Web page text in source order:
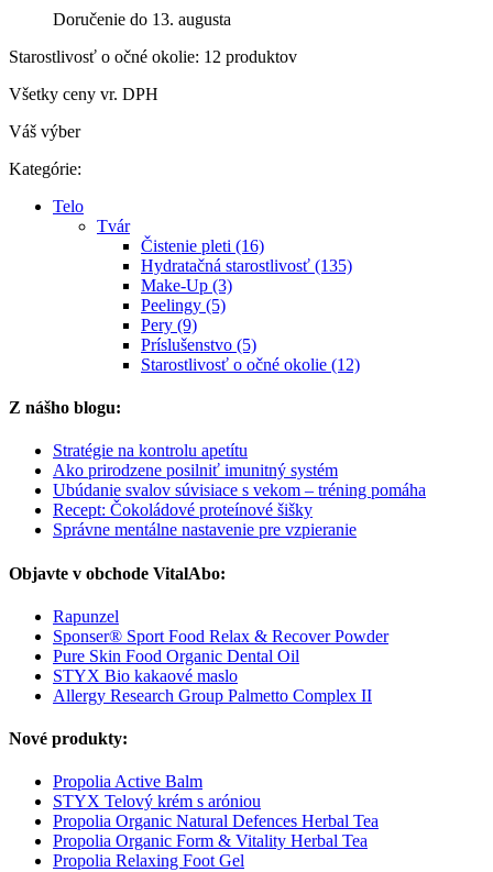
Doručenie do 13. augusta
Starostlivosť o očné okolie: 12 produktov
Všetky ceny vr. DPH
Váš výber
Kategórie:
Telo
Tvár
Čistenie pleti (16)
Hydratačná starostlivosť (135)
Make-Up (3)
Peelingy (5)
Pery (9)
Príslušenstvo (5)
Starostlivosť o očné okolie (12)
Z nášho blogu:
Stratégie na kontrolu apetítu
Ako prirodzene posilniť imunitný systém
Ubúdanie svalov súvisiace s vekom – tréning pomáha
Recept: Čokoládové proteínové šišky
Správne mentálne nastavenie pre vzpieranie
Objavte v obchode VitalAbo:
Rapunzel
Sponser® Sport Food Relax & Recover Powder
Pure Skin Food Organic Dental Oil
STYX Bio kakaové maslo
Allergy Research Group Palmetto Complex II
Nové produkty:
Propolia Active Balm
STYX Telový krém s aróniou
Propolia Organic Natural Defences Herbal Tea
Propolia Organic Form & Vitality Herbal Tea
Propolia Relaxing Foot Gel